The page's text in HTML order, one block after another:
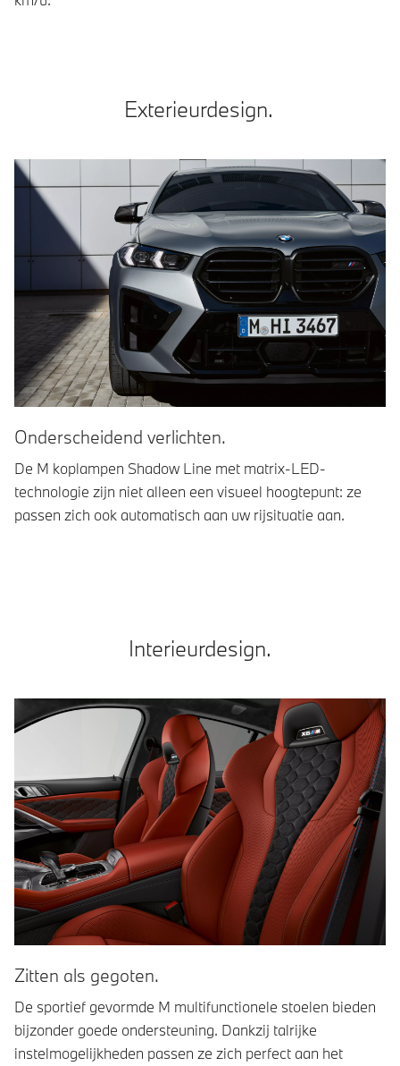
Exterieurdesign.
Onderscheidend verlichten.
De M koplampen Shadow Line met matrix-LED-
technologie zijn niet alleen een visueel hoogtepunt: ze
passen zich ook automatisch aan uw rijsituatie aan.
Interieurdesign.
Zitten als gegoten.
De sportief gevormde M multifunctionele stoelen bieden
bijzonder goede ondersteuning. Dankzij talrijke
instelmogelijkheden passen ze zich perfect aan het